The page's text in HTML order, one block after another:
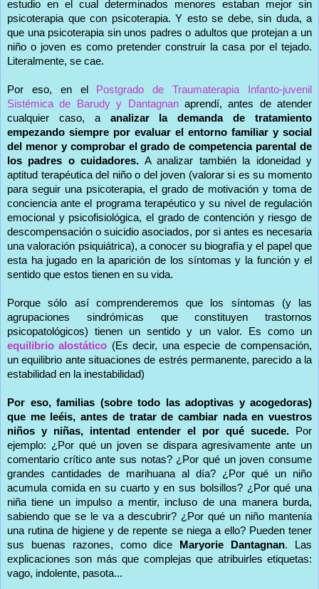
estudio en el cual determinados menores estaban mejor sin
psicoterapia que con psicoterapia. Y esto se debe, sin duda, a
que una psicoterapia sin unos padres o adultos que protejan a un
niño o joven es como pretender construir la casa por el tejado.
Literalmente, se cae.
Por eso, en el Postgrado de Traumaterapia Infanto-juvenil
Sistémica de Barudy y Dantagnan aprendí, antes de atender
cualquier caso, a analizar la demanda de tratamiento
empezando siempre por evaluar el entorno familiar y social
del menor y comprobar el grado de competencia parental de
los padres o cuidadores. A analizar también la idoneidad y
aptitud terapéutica del niño o del joven (valorar si es su momento
para seguir una psicoterapia, el grado de motivación y toma de
conciencia ante el programa terapéutico y su nivel de regulación
emocional y psicofisiológica, el grado de contención y riesgo de
descompensación o suicidio asociados, por si antes es necesaria
una valoración psiquiátrica), a conocer su biografía y el papel que
esta ha jugado en la aparición de los síntomas y la función y el
sentido que estos tienen en su vida.
Porque sólo así comprenderemos que los síntomas (y las
agrupaciones sindrómicas que constituyen trastornos
psicopatológicos) tienen un sentido y un valor. Es como un
equilibrio alostático (Es decir, una especie de compensación,
un equilibrio ante situaciones de estrés permanente, parecido a la
estabilidad en la inestabilidad)
Por eso, familias (sobre todo las adoptivas y acogedoras)
que me leéis, antes de tratar de cambiar nada en vuestros
niños y niñas, intentad entender el por qué sucede. Por
ejemplo: ¿Por qué un joven se dispara agresivamente ante un
comentario crítico ante sus notas? ¿Por qué un joven consume
grandes cantidades de marihuana al día? ¿Por qué un niño
acumula comida en su cuarto y en sus bolsillos? ¿Por qué una
niña tiene un impulso a mentir, incluso de una manera burda,
sabiendo que se le va a descubrir? ¿Por qué un niño mantenía
una rutina de higiene y de repente se niega a ello? Pueden tener
sus buenas razones, como dice
Maryorie Dantagnan. Las
explicaciones son más que complejas que atribuirles etiquetas:
vago, indolente, pasota...